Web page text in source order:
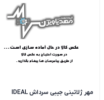
مهر ژلاتینی جیبی سرداش IDEAL